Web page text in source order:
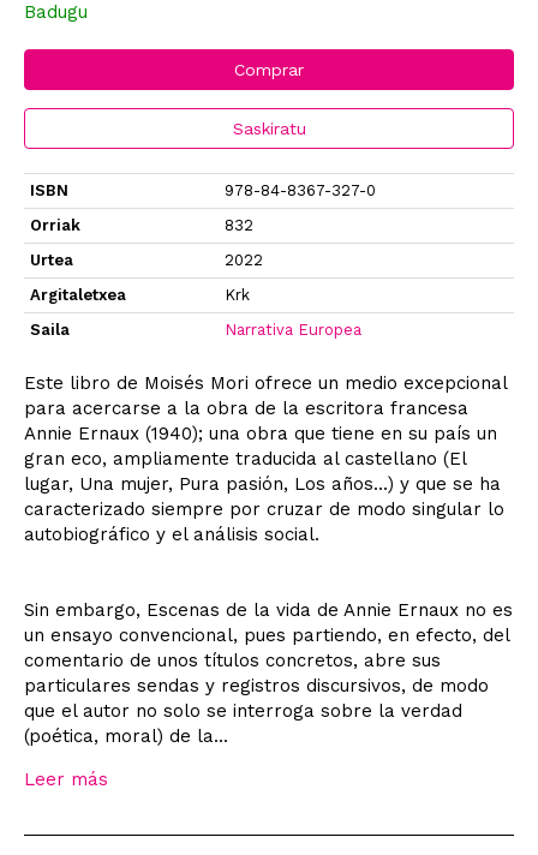
Badugu
Comprar
Saskiratu
ISBN
978-84-8367-327-0
Orriak
832
Urtea
2022
Argitaletxea
Krk
Saila
Narrativa Europea
Este libro de Moisés Mori ofrece un medio excepcional
para acercarse a la obra de la escritora francesa
Annie Ernaux (1940); una obra que tiene en su país un
gran eco, ampliamente traducida al castellano (El
lugar, Una mujer, Pura pasión, Los años...) y que se ha
caracterizado siempre por cruzar de modo singular lo
autobiográfico y el análisis social.
Sin embargo, Escenas de la vida de Annie Ernaux no es
un ensayo convencional, pues partiendo, en efecto, del
comentario de unos títulos concretos, abre sus
particulares sendas y registros discursivos, de modo
que el autor no solo se interroga sobre la verdad
(poética, moral) de la...
Leer más